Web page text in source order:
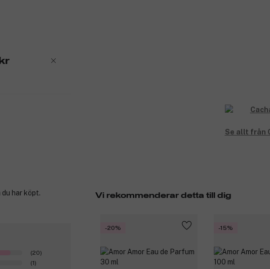
Se allt från
Vi rekommenderar detta till dig
-20% -15%
har köpt.
(20)
(1)